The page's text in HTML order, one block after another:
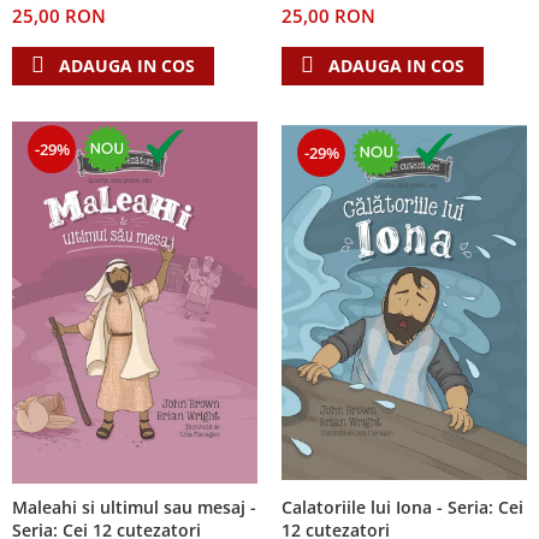
Teologie
A doua venire
Dogmatica
Istoria Bisericii
Misiune
Viata crestina
Contemporaneitate
Devotional
Diverse
Lupta Spirituala
Schimbarea caracterului
Slujire
Suferinta
Viata din belsug
Viata de zi cu zi
25,00 RON
ADAUGA IN COS
25,00 RON
ADAUGA IN COS
-29%
Maleahi si ultimul sau mesaj -
Seria: Cei 12 cutezatori
-29%
Calatoriile lui Iona - Seria: Cei
12 cutezatori